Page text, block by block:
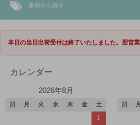
素材から探す
本日の当日出荷受付は終了いたしました。翌営業
カレンダー
2026年8月
日 月 火 水 木 金
土
1
日 月